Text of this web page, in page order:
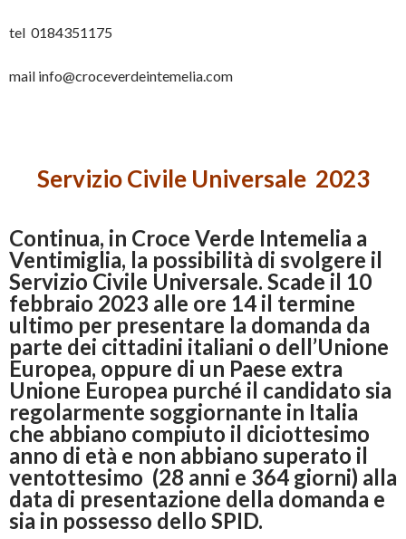
tel 0184351175
mail info@croceverdeintemelia.com
Servizio Civile Universale 2023
Continua, in Croce Verde Intemelia a
Ventimiglia, la possibilità di svolgere il
Servizio Civile Universale. Scade il 10
febbraio 2023 alle ore 14 il termine
ultimo per presentare la domanda da
parte dei cittadini italiani o dell’Unione
Europea, oppure di un Paese extra
Unione Europea purché il candidato sia
regolarmente soggiornante in Italia
che abbiano compiuto il diciottesimo
anno di età e non abbiano superato il
ventottesimo (28 anni e 364 giorni) alla
data di presentazione della domanda e
sia in possesso dello SPID.